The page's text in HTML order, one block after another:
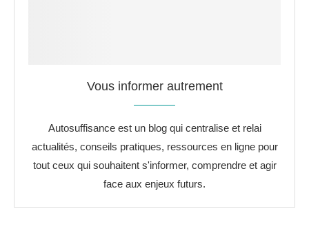
Vous informer autrement
Autosuffisance est un blog qui centralise et relai
actualités, conseils pratiques, ressources en ligne pour
tout ceux qui souhaitent s'informer, comprendre et agir
face aux enjeux futurs.